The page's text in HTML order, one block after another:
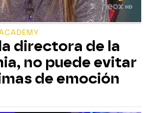
directora de la
no puede evitar
de emoción